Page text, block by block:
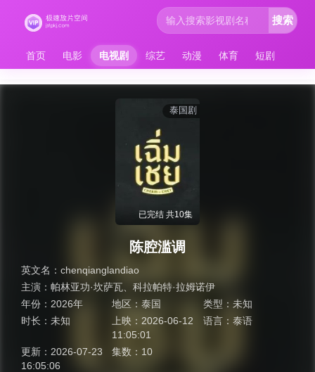
首页 电影 电视剧 综艺 动漫 体育 短剧
搜索
泰国剧
已完结 共10集
陈腔滥调
英文名： chenqianglandiao
主演： 帕林亚功·坎萨瓦
科拉帕特·拉姆诺伊
年份： 2026年 地区：泰国 类型： 未知
时长： 未知 上映： 2026-06-12
11:05:01
语言： 泰语
更新： 2026-07-23
16:05:06
集数： 10